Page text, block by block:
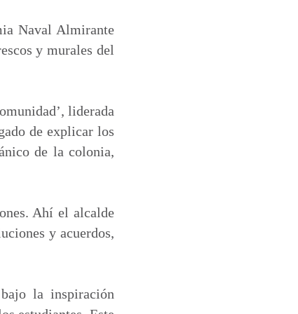
Naval Almirante
y murales del
liderada
de explicar los
de la colonia,
Ahí el alcalde
y acuerdos,
la inspiración